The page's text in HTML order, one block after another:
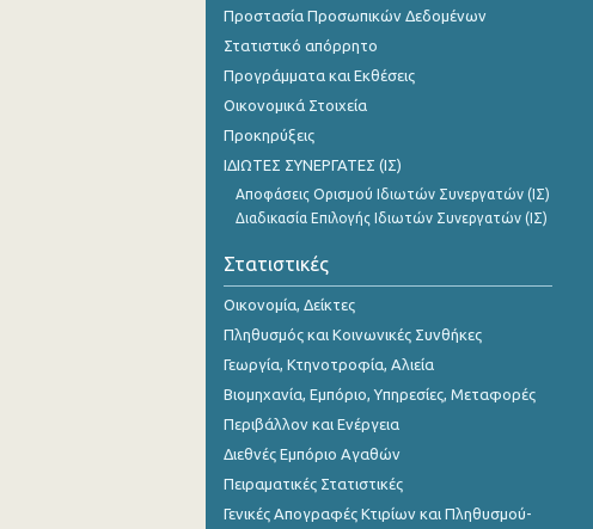
Προστασία Προσωπικών Δεδομένων
Στατιστικό απόρρητο
Προγράμματα και Εκθέσεις
Οικονομικά Στοιχεία
Προκηρύξεις
ΙΔΙΩΤΕΣ ΣΥΝΕΡΓΑΤΕΣ (ΙΣ)
Αποφάσεις Ορισμού Ιδιωτών Συνεργατών (ΙΣ)
Διαδικασία Επιλογής Ιδιωτών Συνεργατών (ΙΣ)
Στατιστικές
Οικονομία, Δείκτες
Πληθυσμός και Κοινωνικές Συνθήκες
Γεωργία, Κτηνοτροφία, Αλιεία
Βιομηχανία, Εμπόριο, Υπηρεσίες, Μεταφορές
Περιβάλλον και Ενέργεια
Διεθνές Εμπόριο Αγαθών
Πειραματικές Στατιστικές
Γενικές Απογραφές Κτιρίων και Πληθυσμού-